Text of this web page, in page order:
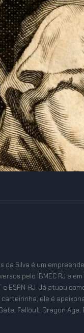
da Silva é um
pelo IBMEC RJ e
e ESPN-RJ. Já atuou
carteirinha, ele é
Fallout, Dragon